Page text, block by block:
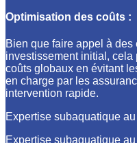
Optimisation des coûts :
Bien que faire appel à des
investissement initial,
coûts globaux en évitant
en charge par les
intervention rapide.
Expertise subaquatique
Expertise subaquatique